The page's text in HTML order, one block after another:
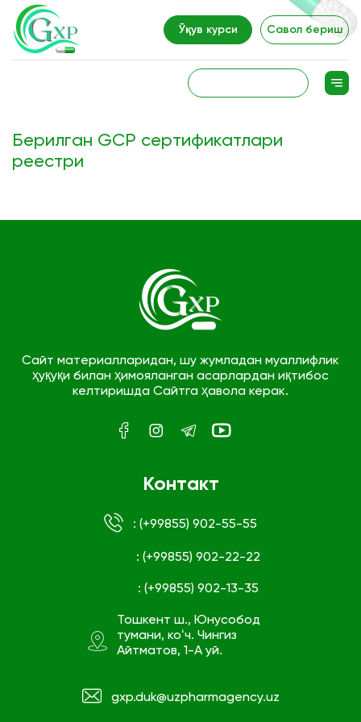
Ўқув курси Савол бериш
Берилган GCP сертификатлари
реестри
Сайт материалларидан, шу жумладан муаллифлик
ҳуқуқи билан ҳимояланган асарлардан иқтибос
келтиришда Сайтга ҳавола керак.
Контакт
: (+99855) 902-55-55
: (+99855) 902-22-22
: (+99855) 902-13-35
Тошкент ш., Юнусобод
тумани, коʻч. Чингиз
Айтматов, 1-А уй.
gxp.duk@uzpharmagency.uz